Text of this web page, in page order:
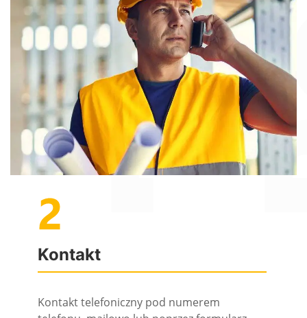
Kontakt
Kontakt telefoniczny pod numerem